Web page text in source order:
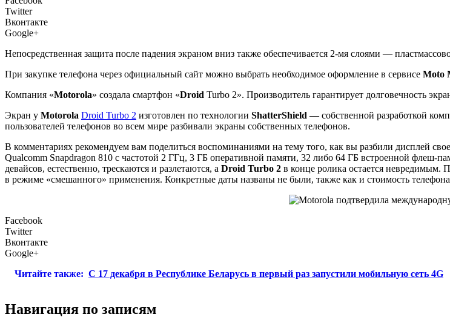
Twitter
Вконтакте
Google+
Непосредственная защита после падения экраном вниз также обеспечивается 2-мя слоями —
При закупке телефона через официальный сайт можно выбрать необходимое оформление в сервисе Moto
Компания «Motorola» создала смартфон «Droid Turbo 2». Производитель гарантирует долговечность
Экран у Motorola Droid Turbo 2 изготовлен по технологии ShatterShield — собственной разработкой
пользователей телефонов во всем мире разбивали экраны собственных телефонов.
В комментариях рекомендуем вам поделиться воспоминаниями на тему того, как вы разбили дисплей
Qualcomm Snapdragon 810 с частотой 2 ГГц, 3 ГБ оперативной памяти, 32 либо 64 ГБ встроенной
девайсов, естественно, трескаются и разлетаются, а Droid Turbo 2 в конце ролика остается невредимым.
в режиме «смешанного» применения. Конкретные даты названы не были, также как и стоимость
Facebook
Twitter
Вконтакте
Google+
Читайте также: С 17 декабря в Республике Беларусь в первый раз запустили мобильную сеть 4G
Навигация по записям